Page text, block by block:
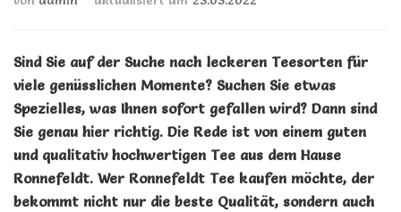
Sind Sie auf der Suche nach leckeren Teesorten für
viele genüsslichen Momente? Suchen Sie etwas
Spezielles, was Ihnen sofort gefallen wird? Dann sind
Sie genau hier richtig. Die Rede ist von einem guten
und qualitativ hochwertigen Tee aus dem Hause
Ronnefeldt. Wer Ronnefeldt Tee kaufen möchte, der
bekommt nicht nur die beste Qualität, sondern auch